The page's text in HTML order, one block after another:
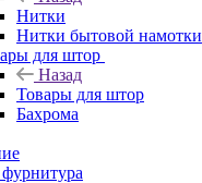
Нитки
Нитки бытовой намотки
для штор
Назад
Товары для штор
Бахрома